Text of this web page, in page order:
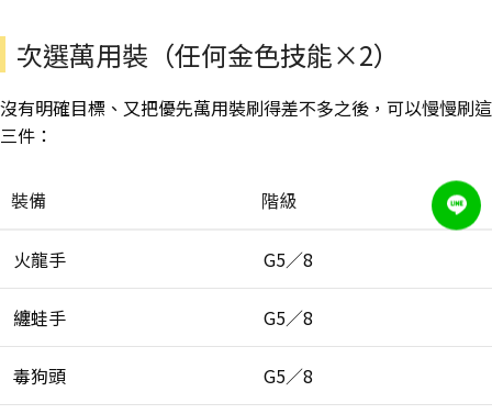
次選萬用裝（任何金色技能×2）
沒有明確目標、又把優先萬用裝刷得差不多之後，可以慢慢刷這
三件：
裝備 階級
火龍手 G5／8
纏蛙手 G5／8
毒狗頭 G5／8